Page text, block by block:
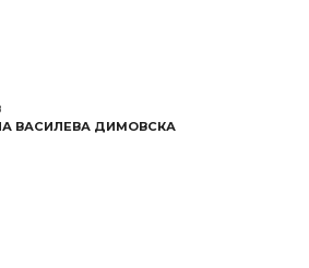
ВАСИЛЕВА ДИМОВСКА